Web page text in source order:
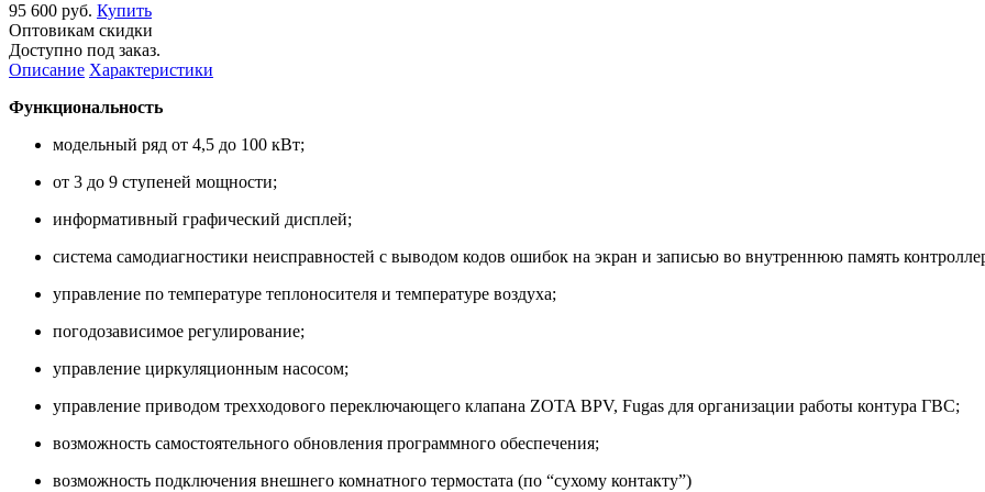
95 600 руб. Купить
Оптовикам скидки
Доступно под заказ.
Описание Характеристики
Функциональность
модельный ряд от 4,5 до 100 кВт;
от 3 до 9 ступеней мощности;
информативный графический дисплей;
система самодиагностики неисправностей с выводом кодов ошибок на экран и записью во внутреннюю память
управление по температуре теплоносителя и температуре воздуха;
погодозависимое регулирование;
управление циркуляционным насосом;
управление приводом трехходового переключающего клапана ZOTA BPV, Fugas для организации работы контура ГВС;
возможность самостоятельного обновления программного обеспечения;
возможность подключения внешнего комнатного термостата (по “сухому контакту”)